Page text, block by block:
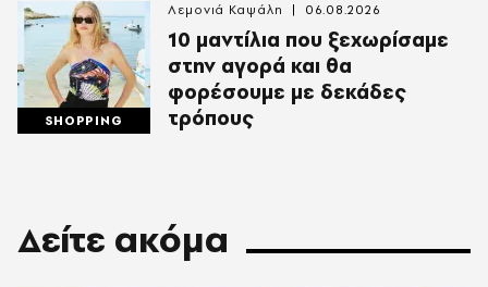
SHOPPING
10 μαντίλια που ξεχωρίσαμε
στην αγορά και θα
φορέσουμε με δεκάδες
τρόπους
Λεμονιά Καψάλη 06.08.2026
Δείτε ακόμα